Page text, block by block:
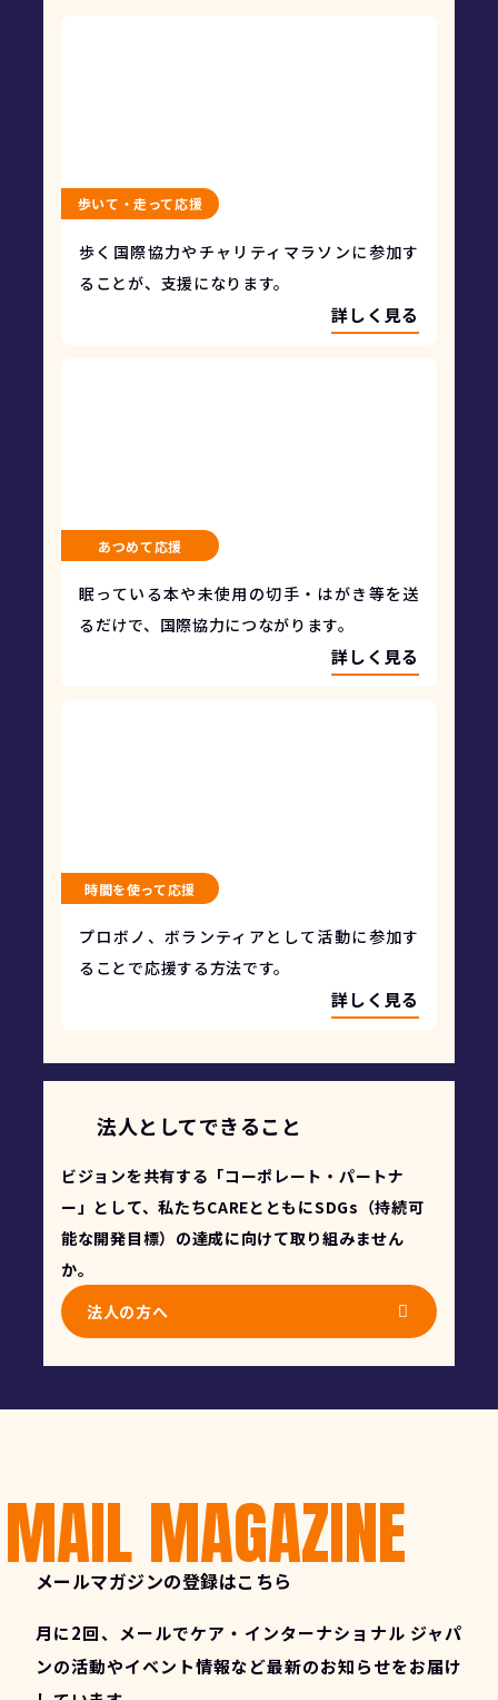
歩いて・走って応援
歩く国際協力やチャリティマラソンに参加す
ることが、支援になります。
詳しく見る
あつめて応援
眠っている本や未使用の切手・はがき等を送
るだけで、国際協力につながります。
詳しく見る
時間を使って応援
プロボノ、ボランティアとして活動に参加す
ることで応援する方法です。
詳しく見る
法人としてできること
ビジョンを共有する「コーポレート・パートナ
ー」として、私たちCAREとともにSDGs（持続可
能な開発目標）の達成に向けて取り組みません
か。
法人の方へ
MAIL MAGAZINE
メールマガジンの登録はこちら
月に2回、メールでケア・インターナショナル ジャパ
ンの活動やイベント情報など最新のお知らせをお届け